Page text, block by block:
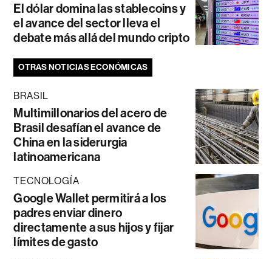
El dólar domina las stablecoins y
el avance del sector lleva el
debate más allá del mundo cripto
OTRAS NOTICIAS ECONÓMICAS
BRASIL
Multimillonarios del acero de
Brasil desafían el avance de
China en la siderurgia
latinoamericana
TECNOLOGÍA
Google Wallet permitirá a los
padres enviar dinero
directamente a sus hijos y fijar
límites de gasto